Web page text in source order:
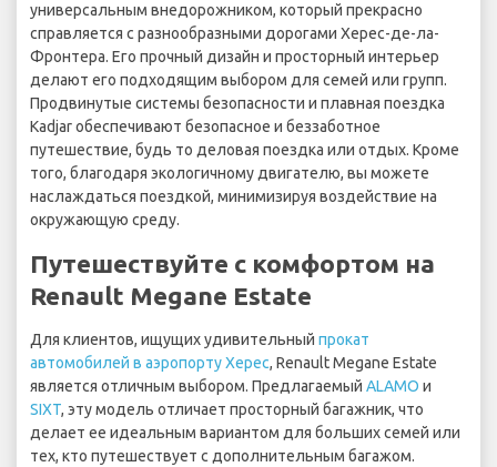
универсальным внедорожником, который прекрасно
справляется с разнообразными дорогами Херес-де-ла-
Фронтера. Его прочный дизайн и просторный интерьер
делают его подходящим выбором для семей или групп.
Продвинутые системы безопасности и плавная поездка
Kadjar обеспечивают безопасное и беззаботное
путешествие, будь то деловая поездка или отдых. Кроме
того, благодаря экологичному двигателю, вы можете
наслаждаться поездкой, минимизируя воздействие на
окружающую среду.
Путешествуйте с комфортом на
Renault Megane Estate
Для клиентов, ищущих удивительный прокат
автомобилей в аэропорту Херес, Renault Megane Estate
является отличным выбором. Предлагаемый ALAMO и
SIXT, эту модель отличает просторный багажник, что
делает ее идеальным вариантом для больших семей или
тех, кто путешествует с дополнительным багажом.